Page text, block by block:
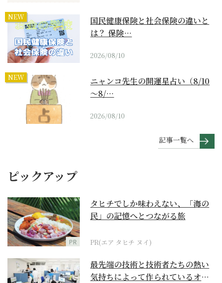
NEW
国民健康保険と社会保険の違いと
は？ 保険…
2026/08/10
NEW
ニャンコ先生の開運星占い（8/10
～8/…
2026/08/10
記事一覧へ
ピックアップ
PR
タヒチでしか味わえない、「海の
民」の記憶へとつながる旅
PR(エア タヒチ ヌイ)
最先端の技術と技術者たちの熱い
気持ちによって作られているオー